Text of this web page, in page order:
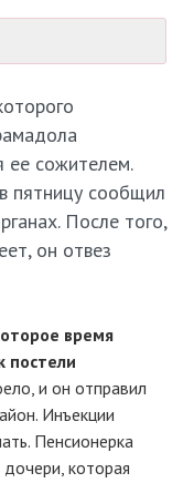
ее сожителем.
пятницу сообщил
После того,
он отвез
время
постели
и он отправил
Инъекции
Пенсионерка
которая